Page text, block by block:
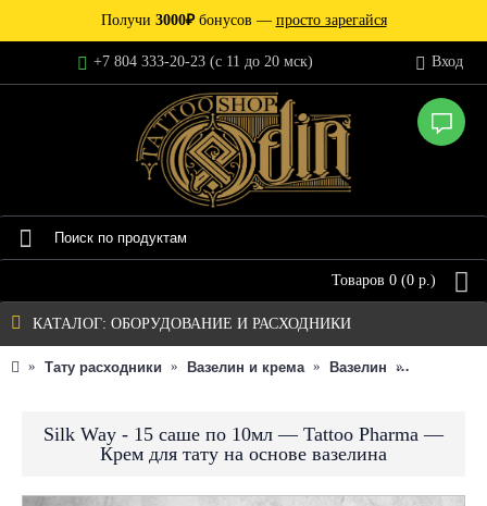
Получи 3000₽бонусов — просто зарегайся
+7 804 333-20-23 (c 11 до 20 мск) Вход
Товаров 0 (0 р.)
КАТАЛОГ: ОБОРУДОВАНИЕ И РАСХОДНИКИ
Тату расходники Вазелин и крема Вазелин
Silk Way - 15 саше по 10мл — Tattoo Pharma —
Крем для тату на основе вазелина